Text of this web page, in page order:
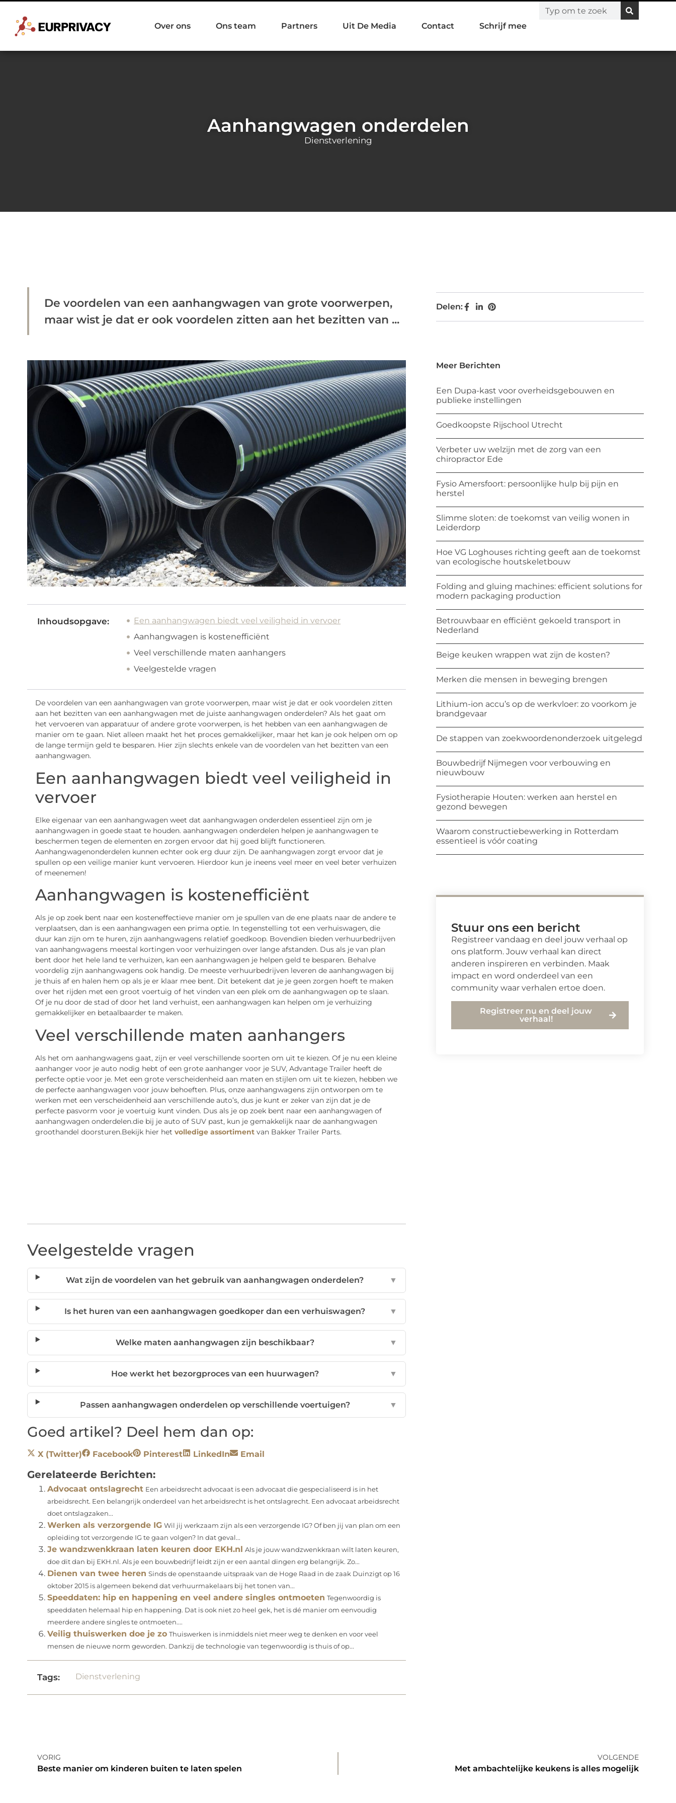
Over ons Ons team Partners Uit De Media Contact Schrijf mee
Aanhangwagen onderdelen
Dienstverlening
De voordelen van een aanhangwagen van grote voorwerpen,
maar wist je dat er ook voordelen zitten aan het bezitten van ...
Inhoudsopgave:
Een aanhangwagen biedt veel veiligheid in vervoer
Aanhangwagen is kostenefficiënt
Veel verschillende maten aanhangers
Veelgestelde vragen
De voordelen van een aanhangwagen van grote voorwerpen, maar wist je dat er ook voordelen zitten
aan het bezitten van een aanhangwagen met de juiste aanhangwagen onderdelen? Als het gaat om
het vervoeren van apparatuur of andere grote voorwerpen, is het hebben van een aanhangwagen de
manier om te gaan. Niet alleen maakt het het proces gemakkelijker, maar het kan je ook helpen om op
de lange termijn geld te besparen. Hier zijn slechts enkele van de voordelen van het bezitten van een
aanhangwagen.
Een aanhangwagen biedt veel veiligheid in
vervoer
Elke eigenaar van een aanhangwagen weet dat aanhangwagen onderdelen essentieel zijn om je
aanhangwagen in goede staat te houden. aanhangwagen onderdelen helpen je aanhangwagen te
beschermen tegen de elementen en zorgen ervoor dat hij goed blijft functioneren.
Aanhangwagenonderdelen kunnen echter ook erg duur zijn. De aanhangwagen zorgt ervoor dat je
spullen op een veilige manier kunt vervoeren. Hierdoor kun je ineens veel meer en veel beter verhuizen
of meenemen!
Aanhangwagen is kostenefficiënt
Als je op zoek bent naar een kosteneffectieve manier om je spullen van de ene plaats naar de andere te
verplaatsen, dan is een aanhangwagen een prima optie. In tegenstelling tot een verhuiswagen, die
duur kan zijn om te huren, zijn aanhangwagens relatief goedkoop. Bovendien bieden verhuurbedrijven
van aanhangwagens meestal kortingen voor verhuizingen over lange afstanden. Dus als je van plan
bent door het hele land te verhuizen, kan een aanhangwagen je helpen geld te besparen. Behalve
voordelig zijn aanhangwagens ook handig. De meeste verhuurbedrijven leveren de aanhangwagen bij
je thuis af en halen hem op als je er klaar mee bent. Dit betekent dat je je geen zorgen hoeft te maken
over het rijden met een groot voertuig of het vinden van een plek om de aanhangwagen op te slaan.
Of je nu door de stad of door het land verhuist, een aanhangwagen kan helpen om je verhuizing
gemakkelijker en betaalbaarder te maken.
Veel verschillende maten aanhangers
Als het om aanhangwagens gaat, zijn er veel verschillende soorten om uit te kiezen. Of je nu een kleine
aanhanger voor je auto nodig hebt of een grote aanhanger voor je SUV, Advantage Trailer heeft de
perfecte optie voor je. Met een grote verscheidenheid aan maten en stijlen om uit te kiezen, hebben we
de perfecte aanhangwagen voor jouw behoeften. Plus, onze aanhangwagens zijn ontworpen om te
werken met een verscheidenheid aan verschillende auto’s, dus je kunt er zeker van zijn dat je de
perfecte pasvorm voor je voertuig kunt vinden. Dus als je op zoek bent naar een aanhangwagen of
aanhangwagen onderdelen.die bij je auto of SUV past, kun je gemakkelijk naar de aanhangwagen
groothandel doorsturen.Bekijk hier het volledige assortimentvan Bakker Trailer Parts.
Veelgestelde vragen
Wat zijn de voordelen van het gebruik van aanhangwagen onderdelen? ▼
Is het huren van een aanhangwagen goedkoper dan een verhuiswagen? ▼
Welke maten aanhangwagen zijn beschikbaar? ▼
Hoe werkt het bezorgproces van een huurwagen? ▼
Passen aanhangwagen onderdelen op verschillende voertuigen? ▼
Goed artikel? Deel hem dan op:
X (Twitter) Facebook Pinterest LinkedIn Email
Gerelateerde Berichten:
Advocaat ontslagrecht Een arbeidsrecht advocaat is een advocaat die gespecialiseerd is in het
arbeidsrecht. Een belangrijk onderdeel van het arbeidsrecht is het ontslagrecht. Een advocaat arbeidsrecht
doet ontslagzaken...
Werken als verzorgende IG Wil jij werkzaam zijn als een verzorgende IG? Of ben jij van plan om een
opleiding tot verzorgende IG te gaan volgen? In dat geval...
Je wandzwenkkraan laten keuren door EKH.nl
Als je jouw wandzwenkkraan wilt laten keuren,
doe dit dan bij EKH.nl. Als je een bouwbedrijf leidt zijn er een aantal dingen erg belangrijk. Zo...
Dienen van twee heren Sinds de openstaande uitspraak van de Hoge Raad in de zaak Duinzigt op 16
oktober 2015 is algemeen bekend dat verhuurmakelaars bij het tonen van...
Speeddaten: hip en happening en veel andere singles ontmoeten Tegenwoordig is
speeddaten helemaal hip en happening. Dat is ook niet zo heel gek, het is dé manier om eenvoudig
meerdere andere singles te ontmoeten....
Veilig thuiswerken doe je zo Thuiswerken is inmiddels niet meer weg te denken en voor veel
mensen de nieuwe norm geworden. Dankzij de technologie van tegenwoordig is thuis of op...
Tags: Dienstverlening
Delen:
Meer Berichten
Een Dupa-kast voor overheidsgebouwen en
publieke instellingen
Goedkoopste Rijschool Utrecht
Verbeter uw welzijn met de zorg van een
chiropractor Ede
Fysio Amersfoort: persoonlijke hulp bij pijn en
herstel
Slimme sloten: de toekomst van veilig wonen in
Leiderdorp
Hoe VG Loghouses richting geeft aan de toekomst
van ecologische houtskeletbouw
Folding and gluing machines: efficient solutions for
modern packaging production
Betrouwbaar en efficiënt gekoeld transport in
Nederland
Beige keuken wrappen wat zijn de kosten?
Merken die mensen in beweging brengen
Lithium-ion accu’s op de werkvloer: zo voorkom je
brandgevaar
De stappen van zoekwoordenonderzoek uitgelegd
Bouwbedrijf Nijmegen voor verbouwing en
nieuwbouw
Fysiotherapie Houten: werken aan herstel en
gezond bewegen
Waarom constructiebewerking in Rotterdam
essentieel is vóór coating
Stuur ons een bericht
Registreer vandaag en deel jouw verhaal op
ons platform. Jouw verhaal kan direct
anderen inspireren en verbinden. Maak
impact en word onderdeel van een
community waar verhalen ertoe doen.
Registreer nu en deel jouw
verhaal!
VORIG
Beste manier om kinderen buiten te laten spelen
VOLGENDE
Met ambachtelijke keukens is alles mogelijk